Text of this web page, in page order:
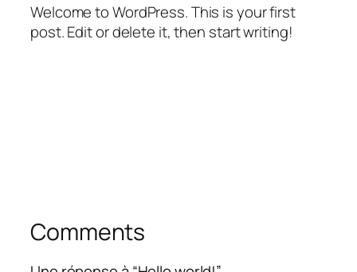
Welcome to WordPress. This is your first
post. Edit or delete it, then start writing!
Comments